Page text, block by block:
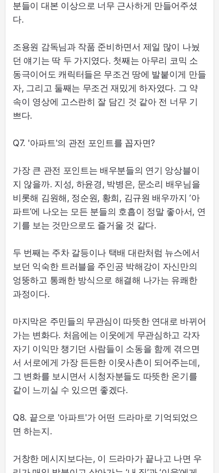
분들이 대본 이상으로 너무 근사하게 만들어주셨
다.
조용원 감독님과 작품 준비하면서 제일 많이 나눴
던 얘기는 딱 두 가지였다. 첫째는 아무리 코믹 소
동극이어도 캐릭터들은 무조건 땅에 발붙이게 만들
자, 그리고 둘째는 무조건 재밌게 하자였다. 그 약
속이 영상에 고스란히 잘 담긴 것 같아 전 너무 기
쁘다.
Q7. '아파트'의 관전 포인트를 꼽자면?
가장 큰 관전 포인트는 배우분들의 연기 앙상블이
지 않을까. 지성, 하윤경, 박병은, 문소리 배우님을
비롯해 김원해, 정순원, 황희, 김규원 배우까지 ‘아
파트’에 나오는 모든 분들의 호흡이 정말 좋아서, 연
기를 보는 것만으로도 즐거울 것 같다.
두 번째는 주차 갈등이나 택배 대란처럼 뉴스에서
보던 익숙한 트러블을 주인공 박해강이 자신만의
엉뚱하고 통쾌한 방식으로 해결해 나가는 유쾌한
과정이다.
마지막은 주민들의 무관심이 따뜻한 연대로 바뀌어
가는 변화다. 처음에는 이웃에게 무관심하고 각자
자기 이익만 챙기던 사람들이 소동을 함께 겪으면
서 서로에게 가장 든든한 이웃사촌이 되어주는데,
그 변화를 보시면서 시청자분들도 따뜻한 온기를
같이 느끼실 수 있으면 좋겠다.
Q8. 끝으로 '아파트'가 어떤 드라마로 기억되었으
면 하는지.
거창한 메시지보다는, 이 드라마가 끝나고 나면 우